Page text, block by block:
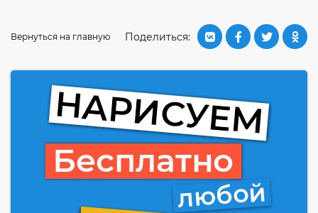
Поделиться:
Вернуться на главную